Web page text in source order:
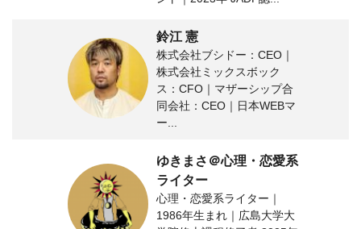
鈴江 憲
株式会社ブシドー：CEO｜
株式会社ミックスボック
ス：CFO｜マザーシップ合
同会社：CEO｜日本WEBマ
ー...
ゆきまさ＠心理・恋愛系
ライター
心理・恋愛系ライター｜
1986年生まれ｜広島大学大